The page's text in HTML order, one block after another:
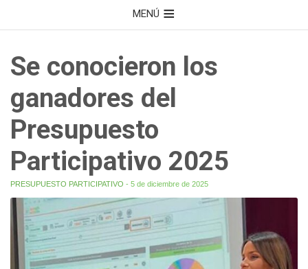
MENÚ
Se conocieron los
ganadores del
Presupuesto
Participativo 2025
PRESUPUESTO PARTICIPATIVO - 5 de diciembre de 2025